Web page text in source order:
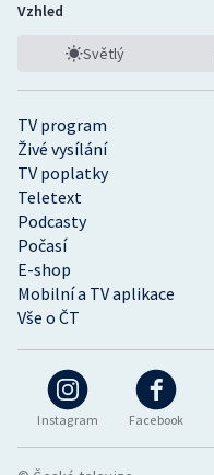
Instagram Facebook
TV program
Živé vysílání
TV poplatky
Teletext
Podcasty
Počasí
E-shop
Mobilní a TV aplikace
Vše o ČT
Vzhled
Světlý